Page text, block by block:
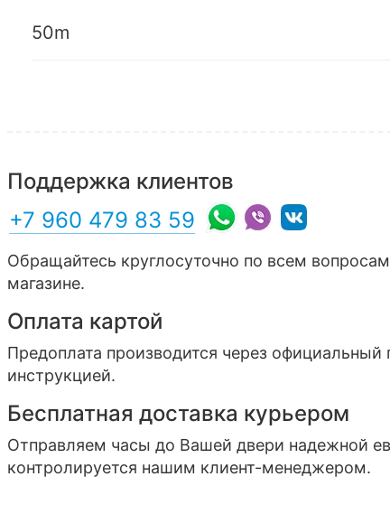
50m
Поддержка клиентов
+7 960 479 83 59
Обращайтесь круглосуточно по всем
магазине.
Оплата картой
Предоплата производится через
инструкцией.
Бесплатная доставка курьером
Отправляем часы до Вашей двери надежной
контролируется нашим клиент-менеджером.